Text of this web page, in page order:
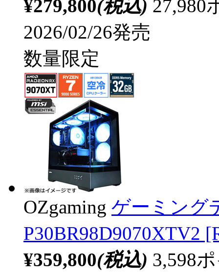
¥279,800(税込) 27,980
2026/02/26発売
数量限定
OZgaming ゲーミング
P30BR98D9070XTV2
¥359,800(税込) 3,598